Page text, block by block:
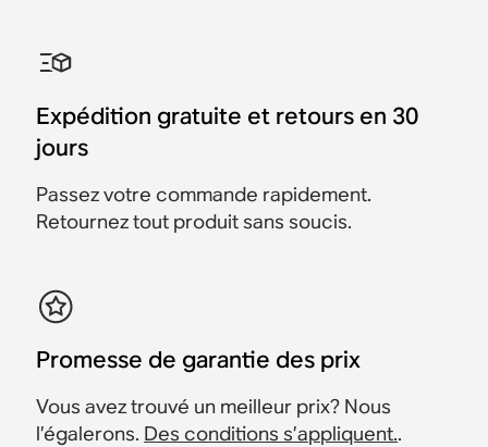
49 $
Expédition gratuite et retours en 30
jours
Passez votre commande rapidement.
Retournez tout produit sans soucis.
Promesse de garantie des prix
Vous avez trouvé un meilleur prix? Nous
l’égalerons. Des conditions s’appliquent..